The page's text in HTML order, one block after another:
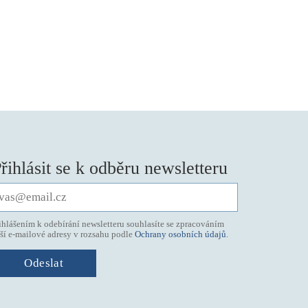
se k odběru newsletteru
k odebírání newsletteru souhlasíte se zpracováním
e-mailové adresy v rozsahu podleOchrany osobních údajů.